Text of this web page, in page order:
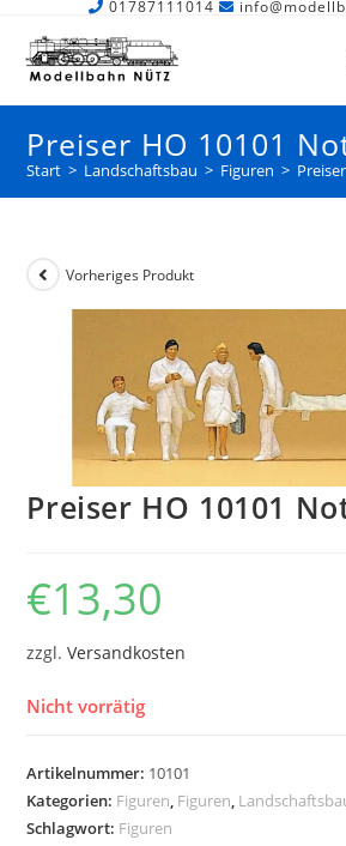
01787111014
Preiser HO 10101
Start > Landschaftsbau > Figuren >
Vorheriges Produkt
Preiser HO 10101
€13,30
zzgl.Versandkosten
Nicht vorrätig
Artikelnummer: 10101
Kategorien: Figuren, Figuren,
Schlagwort: Figuren